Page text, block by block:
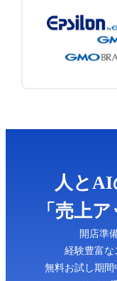
人と
「売上
開店準
経験豊富な
無料お試し期間